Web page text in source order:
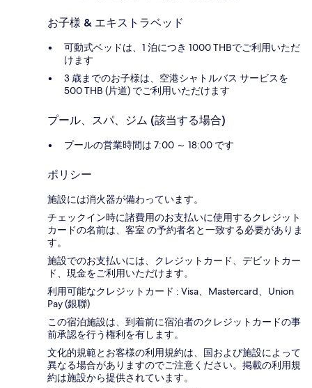
お子様 & エキストラベッド
可動式ベッドは、1 泊につき 1000 THBでご利用いただ
けます
3 歳までのお子様は、空港シャトルバス サービスを
500 THB (片道) でご利用いただけます
プール、スパ、ジム (該当する場合)
プールの営業時間は 7:00 ～ 18:00 です
ポリシー
施設には消火器が備わっています。
チェックイン時に諸費用のお支払いに使用するクレジット
カードの名前は、客室 の予約者名と一致する必要がありま
す。
施設でのお支払いには、クレジットカード、デビットカー
ド、現金をご利用いただけます。
利用可能なクレジットカード : Visa、Mastercard、Union
Pay (銀聯)
この宿泊施設は、到着前に宿泊者のクレジットカードの事
前承認を行う権利を有します。
文化的規範とお客様の利用規約は、国および施設によって
異なる場合がありますのでご注意ください。掲載の利用規
約は施設から提供されています。